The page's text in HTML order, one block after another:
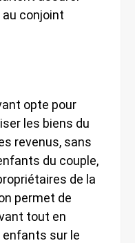
conjoint
opte pour
les biens du
revenus, sans
du couple,
de la
permet de
tout en
sur le